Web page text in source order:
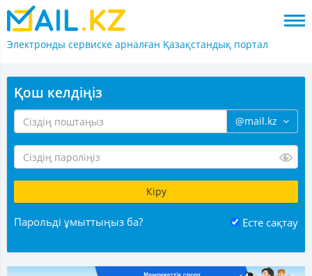
Электронды сервиске арналған Қазақстандық портал
Қош келдіңіз
@mail.kz
Парольді ұмыттыңыз ба? Есте сақтау